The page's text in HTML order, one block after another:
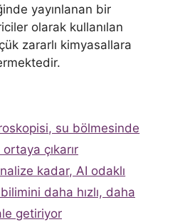
yayınlanan bir
olarak kullanılan
zararlı kimyasallara
su bölmesinde
ortaya çıkarır
kadar, AI odaklı
daha hızlı, daha
getiriyor